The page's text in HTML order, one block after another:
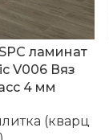
ламинат
V006 Вяз
4 мм
(кварц